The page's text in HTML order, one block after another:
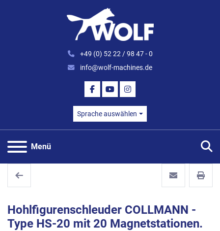
+49 (0) 52 22 / 98 47 - 0
info@wolf-machines.de
FACEBOOK
YOUTUBEINSTAGRAM
Sprache auswählen
Menü
Hohlfigurenschleuder COLLMANN -
Type HS-20 mit 20 Magnetstationen.